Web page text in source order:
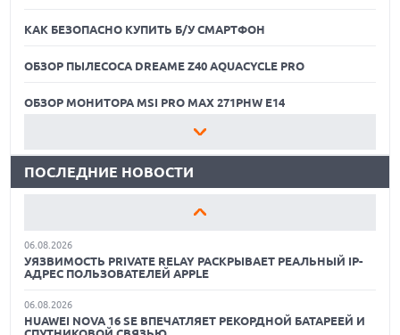
КАК БЕЗОПАСНО КУПИТЬ Б/У СМАРТФОН
ОБЗОР ПЫЛЕСОСА DREAME Z40 AQUACYCLE PRO
ОБЗОР МОНИТОРА MSI PRO MAX 271PHW E14
КАК БЕЗОПАСНО КУПИТЬ Б/У СМАРТФОН
ОБЗОР ПЫЛЕСОСА DREAME Z40 AQUACYCLE PRO
ОБЗОР МОНИТОРА MSI PRO MAX 271PHW E14
КАК БЕЗОПАСНО КУПИТЬ Б/У СМАРТФОН
ОБЗОР МОНИТОРА MSI PRO MAX 271PHW E14
ПОСЛЕДНИЕ НОВОСТИ
06.08.2026
ТОЛЩИНОЙ 4,7 ММ И 12" OLED МАТРИЦЕЙ
УБОРКИ И ЛИНЕЙКУ ТЕХНИКИ 2026 ГОДА
06.08.2026
УЯЗВИМОСТЬ PRIVATE RELAY РАСКРЫВАЕТ РЕАЛЬНЫЙ IP-
АДРЕС ПОЛЬЗОВАТЕЛЕЙ APPLE
06.08.2026
HUAWEI NOVA 16 SE ВПЕЧАТЛЯЕТ РЕКОРДНОЙ БАТАРЕЕЙ И